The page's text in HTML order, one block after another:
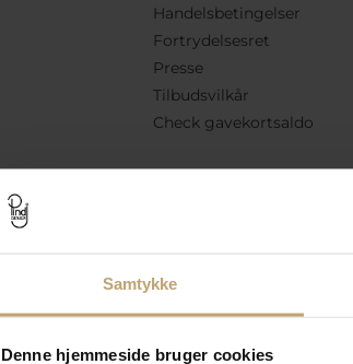
Samtykke
Denne hjemmeside bruger cookies
Handelsbetingelser
Fortrydelsesret
Presse
Tilbudsvilkår
Check gavekortsaldo